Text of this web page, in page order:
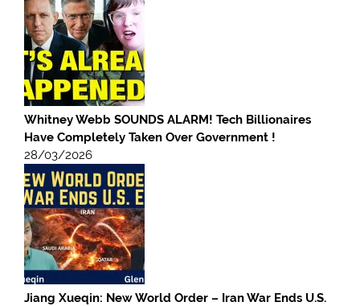
Whitney Webb SOUNDS ALARM! Tech Billionaires
Have Completely Taken Over Government !
28/03/2026
Jiang Xueqin: New World Order – Iran War Ends U.S.